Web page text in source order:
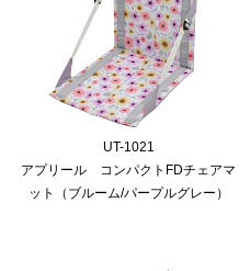
UT-1021
アプリール コンパクトFDチェアマ
ット（ブルーム/パープルグレー）